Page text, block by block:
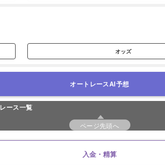
オッズ
オートレースAI予想
レース一覧
ページ先頭へ
入金・精算